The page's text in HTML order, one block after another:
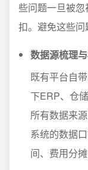
些问题一旦被
扣。避免这些问
数据源梳理与
既有平台自
下ERP、仓
所有数据来
系统的数据
间、费用分